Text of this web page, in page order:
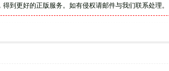
到更好的正版服务。如有侵权请邮件与我们联系处理。